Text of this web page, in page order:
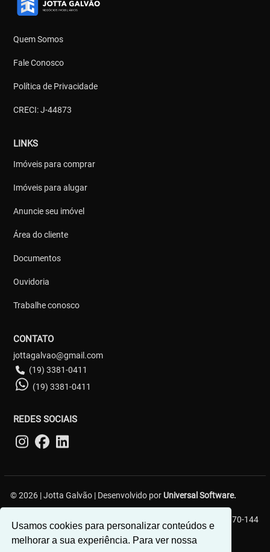
Usamos cookies para personalizar conteúdos e
melhorar a sua experiência. Para ver nossa
Quem Somos
Fale Conosco
Política de Privacidade
CRECI: J-44873
LINKS
Imóveis para comprar
Imóveis para alugar
Anuncie seu imóvel
Área do cliente
Documentos
Ouvidoria
Trabalhe conosco
CONTATO
jottagalvao@gmail.com
(19) 3381-0411
(19) 3381-0411
REDES SOCIAIS
© 2026 | Jotta Galvão | Desenvolvido por Universal Software.
R. Carlos Gerin, 161 - Jardim Chapadão, Campinas - SP, 13070-144